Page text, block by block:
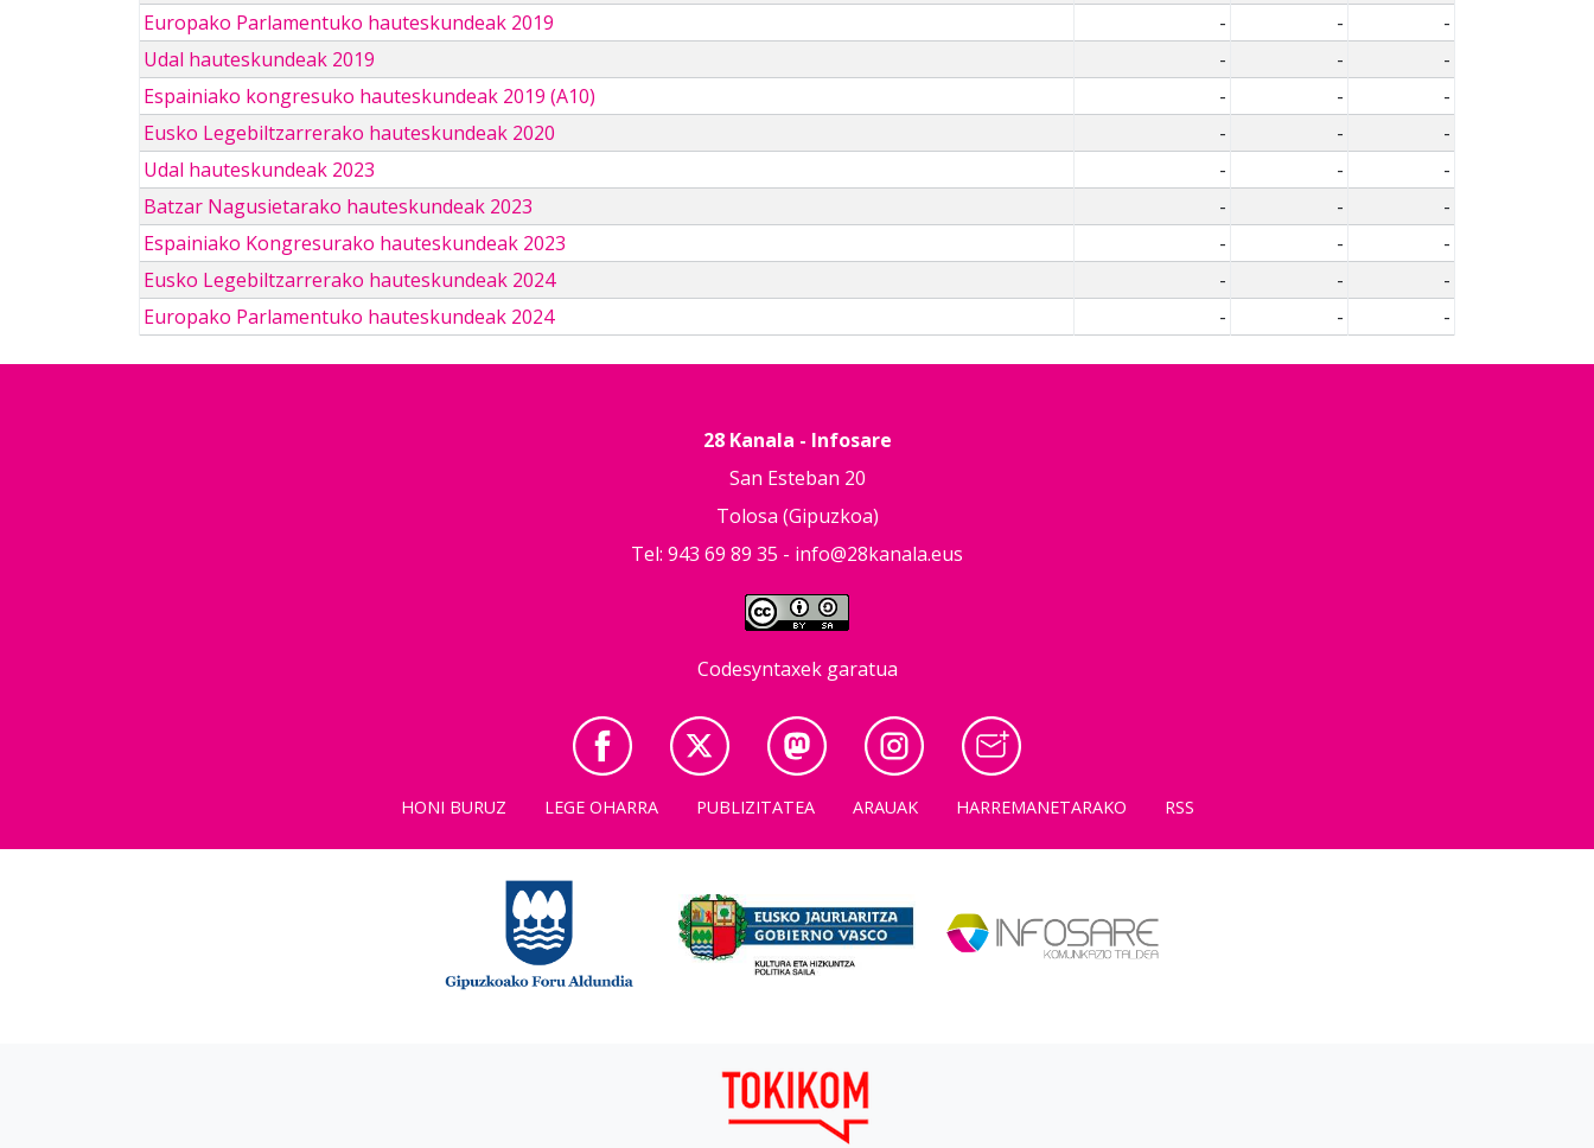
Europako Parlamentuko hauteskundeak 2019
- -
-
Udal hauteskundeak 2019
- -
-
Espainiako kongresuko hauteskundeak 2019 (A10)
- -
-
Eusko Legebiltzarrerako hauteskundeak 2020
- -
-
Udal hauteskundeak 2023
- -
-
Batzar Nagusietarako hauteskundeak 2023
- -
-
Espainiako Kongresurako hauteskundeak 2023
- -
-
Eusko Legebiltzarrerako hauteskundeak 2024
- -
-
Europako Parlamentuko hauteskundeak 2024
- - -
28 Kanala - Infosare
San Esteban 20
Tolosa (Gipuzkoa)
Tel: 943 69 89 35 - info@28kanala.eus
Codesyntaxek garatua
HONI BURUZ LEGE OHARRA PUBLIZITATEA ARAUAK HARREMANETARAKO RSS